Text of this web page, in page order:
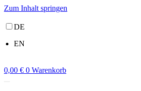
Zum Inhalt springen
DE
EN
0,00 € 0 Warenkorb